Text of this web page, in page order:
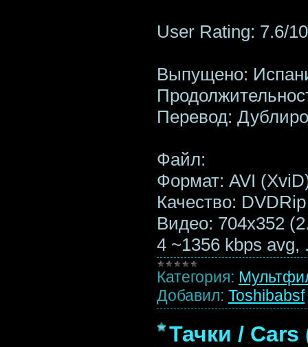
User Rating: 7.6/
Выпущено:
Перевод:
Файл:
Формат: AVI
Качество: DVDRip
Видео: 704x352
4 ~1356 kbps avg,
Категория:
Добавил: Toshibabsf
Тачки / Cars